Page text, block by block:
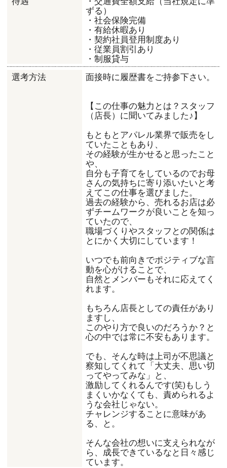
ずる）
・社会保険完備
・有給休暇あり
・契約社員登用制度あり
・従業員割引あり
・制服貸与
選考方法
面接時に履歴書をご持参下さい。
【この仕事の魅力とは？スタッフ
（店長）に聞いてみました♪】
もともとアパレル業界で販売をし
ていたこともあり、
その経験が生かせると思ったこと
や、
自分も子育てをしているのでお母
さんの気持ちに寄り添いたいと考
えてこの仕事を選びました。
過去の経験から、売れるお店は必
ずチームワークが良いことを知っ
ていたので、
職場づくりやスタッフとの関係は
とにかく大切にしています！
いつでも前向きでポジティブな言
動を心がけることで、
自然とメンバーもそれに応えてく
れます。
もちろん店長としての責任があり
ますし、
このやり方で良いのだろうか？と
心の中では常に不安もあります。
でも、そんな時は上司が不思議と
察知してくれて「大丈夫、思い切
ってやってみな」と、
激励してくれるんです(笑)もしう
まくいかなくても、責められるよ
うな会社じゃない。
チャレンジすることに意味があ
る、と。
そんな会社の想いに支えられなが
ら、成長できているなと日々感じ
ています。